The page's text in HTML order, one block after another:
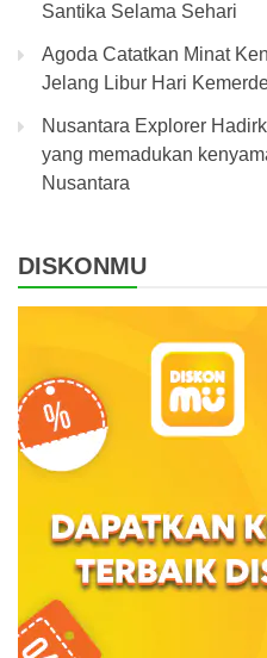
Santika Selama Sehari
Agoda Catatkan Minat
Jelang Libur Hari
Nusantara Explorer
yang memadukan
Nusantara
DISKONMU